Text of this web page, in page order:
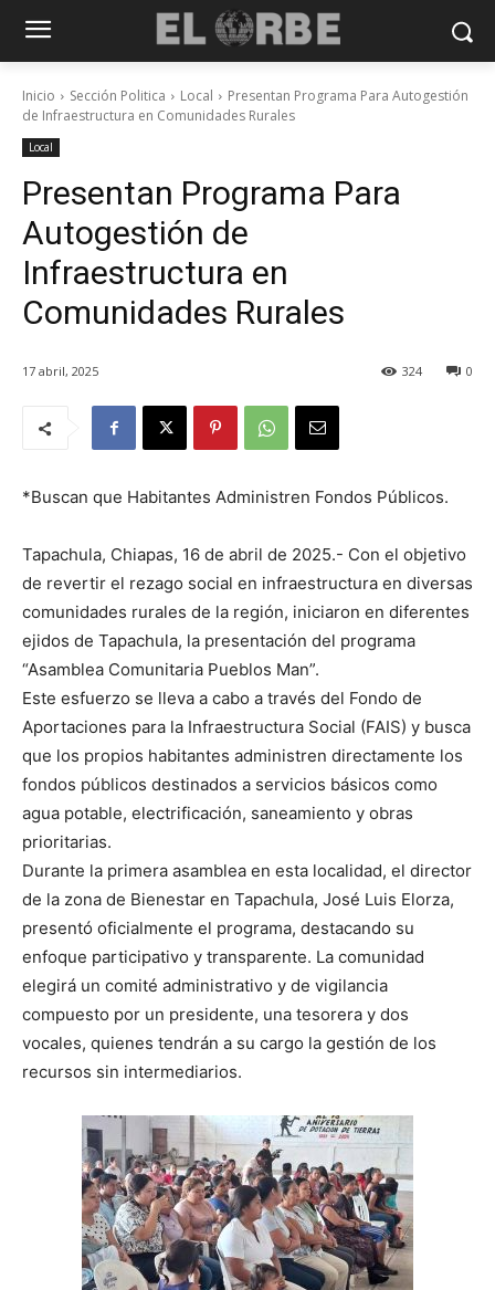
Inicio Sección Politica Local
Presentan Programa Para Autogestión
de Infraestructura en Comunidades Rurales
Local
Presentan Programa Para
Autogestión de
Infraestructura en
Comunidades Rurales
17 abril, 2025 0
324
*Buscan que Habitantes Administren Fondos Públicos.
Tapachula, Chiapas, 16 de abril de 2025.- Con el objetivo
de revertir el rezago social en infraestructura en diversas
comunidades rurales de la región, iniciaron en diferentes
ejidos de Tapachula, la presentación del programa
“Asamblea Comunitaria Pueblos Man”.
Este esfuerzo se lleva a cabo a través del Fondo de
Aportaciones para la Infraestructura Social (FAIS) y busca
que los propios habitantes administren directamente los
fondos públicos destinados a servicios básicos como
agua potable, electrificación, saneamiento y obras
prioritarias.
Durante la primera asamblea en esta localidad, el director
de la zona de Bienestar en Tapachula, José Luis Elorza,
presentó oficialmente el programa, destacando su
enfoque participativo y transparente. La comunidad
elegirá un comité administrativo y de vigilancia
compuesto por un presidente, una tesorera y dos
vocales, quienes tendrán a su cargo la gestión de los
recursos sin intermediarios.